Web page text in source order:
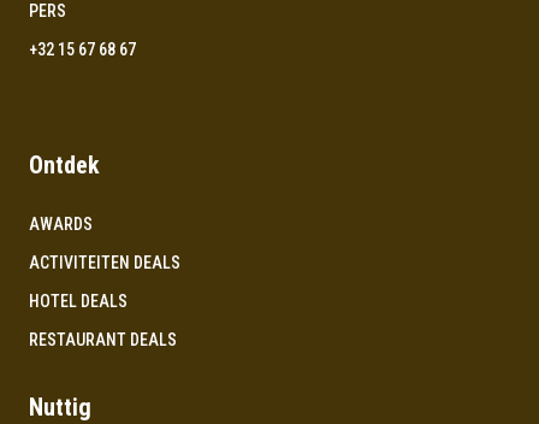
PERS
+32 15 67 68 67
Ontdek
AWARDS
ACTIVITEITEN DEALS
HOTEL DEALS
RESTAURANT DEALS
Nuttig